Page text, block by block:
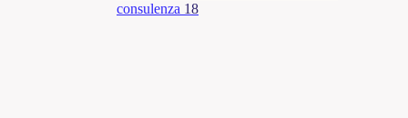
consulenza 18